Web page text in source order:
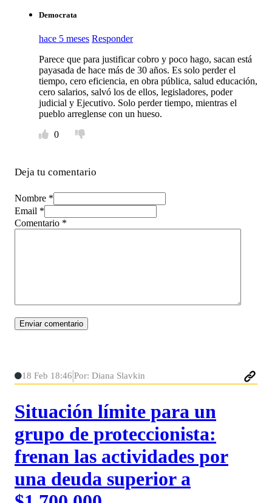
Democrata
hace 5 meses Responder
Parece que para justificar cobro y poco hago, sacan está
payasada de hace más de 30 años. Es solo perder el
tiempo, cero eficiencia, en obra pública, salud educación,
cero salarios, salvó los de ellos, legisladores, poder
judicial y Ejecutivo. Solo perder tiempo, mientras el
pueblo arreglense con un hueso.
0
Deja tu comentario
Nombre *
Email *
Comentario *
18 Feb 18:46 Por: Diana Slavkin
Situación límite para un
grupo de proteccionista:
frenan las actividades por
una deuda superior a